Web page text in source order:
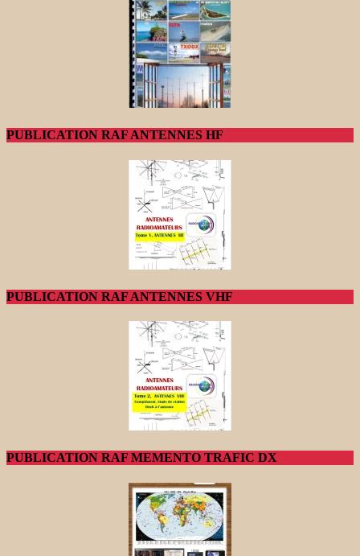
PUBLICATION RAF ANTENNES HF
PUBLICATION RAF ANTENNES VHF
PUBLICATION RAF MEMENTO TRAFIC DX